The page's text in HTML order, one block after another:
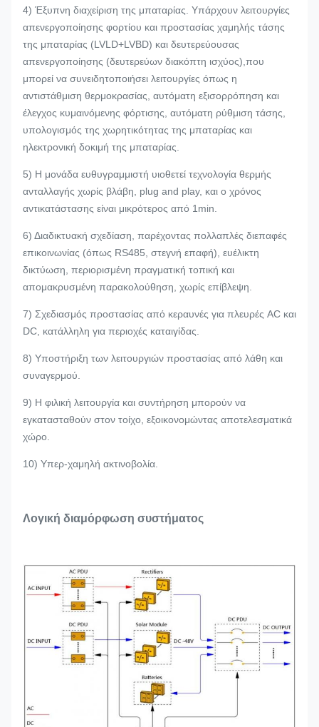
4) Έξυπνη διαχείριση της μπαταρίας. Υπάρχουν λειτουργίες
απενεργοποίησης φορτίου και προστασίας χαμηλής τάσης
της μπαταρίας (LVLD+LVBD) και δευτερεύουσας
απενεργοποίησης (δευτερεύων διακόπτη ισχύος),που
μπορεί να συνειδητοποιήσει λειτουργίες όπως η
αντιστάθμιση θερμοκρασίας, αυτόματη εξισορρόπηση και
έλεγχος κυμαινόμενης φόρτισης, αυτόματη ρύθμιση τάσης,
υπολογισμός της χωρητικότητας της μπαταρίας και
ηλεκτρονική δοκιμή της μπαταρίας.
5) Η μονάδα ευθυγραμμιστή υιοθετεί τεχνολογία θερμής
ανταλλαγής χωρίς βλάβη, plug and play, και ο χρόνος
αντικατάστασης είναι μικρότερος από 1min.
6) Διαδικτυακή σχεδίαση, παρέχοντας πολλαπλές διεπαφές
επικοινωνίας (όπως RS485, στεγνή επαφή), ευέλικτη
δικτύωση, περιορισμένη πραγματική τοπική και
απομακρυσμένη παρακολούθηση, χωρίς επίβλεψη.
7) Σχεδιασμός προστασίας από κεραυνές για πλευρές AC και
DC, κατάλληλη για περιοχές καταιγίδας.
8) Υποστήριξη των λειτουργιών προστασίας από λάθη και
συναγερμού.
9) Η φιλική λειτουργία και συντήρηση μπορούν να
εγκατασταθούν στον τοίχο, εξοικονομώντας αποτελεσματικά
χώρο.
10) Υπερ-χαμηλή ακτινοβολία.
Λογική διαμόρφωση συστήματος